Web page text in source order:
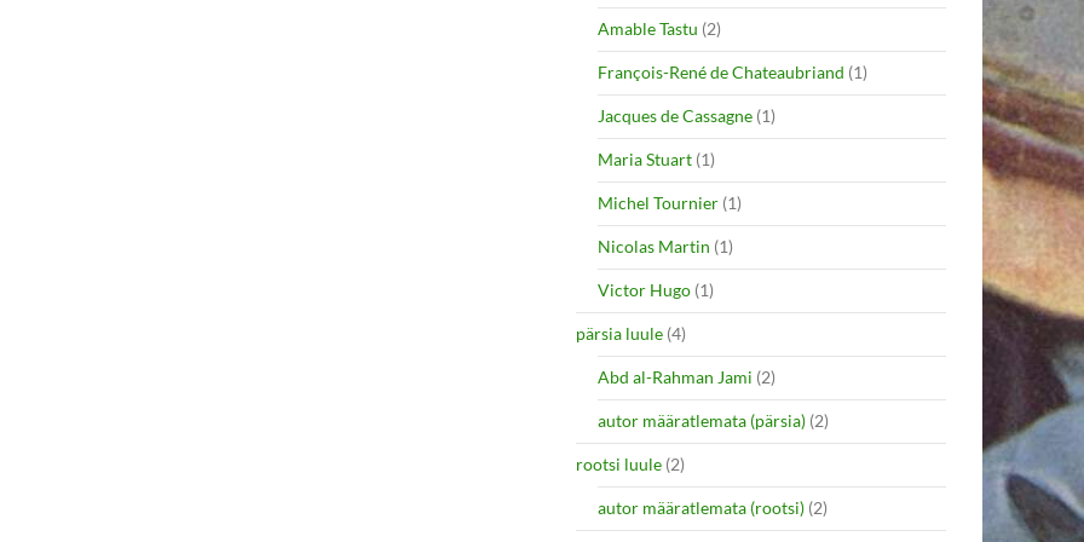
Amable Tastu (2)
François-René de Chateaubriand (1)
Jacques de Cassagne (1)
Maria Stuart (1)
Michel Tournier (1)
Nicolas Martin (1)
Victor Hugo (1)
pärsia luule (4)
Abd al-Rahman Jami (2)
autor määratlemata (pärsia) (2)
rootsi luule (2)
autor määratlemata (rootsi) (2)